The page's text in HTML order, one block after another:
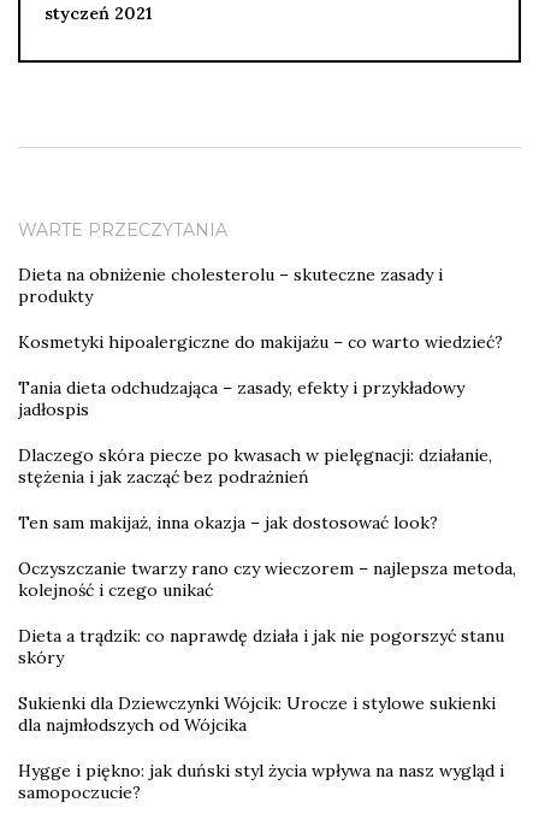
styczeń 2021
WARTE PRZECZYTANIA
Dieta na obniżenie cholesterolu – skuteczne zasady i
produkty
Kosmetyki hipoalergiczne do makijażu – co warto wiedzieć?
Tania dieta odchudzająca – zasady, efekty i przykładowy
jadłospis
Dlaczego skóra piecze po kwasach w pielęgnacji: działanie,
stężenia i jak zacząć bez podrażnień
Ten sam makijaż, inna okazja – jak dostosować look?
Oczyszczanie twarzy rano czy wieczorem – najlepsza metoda,
kolejność i czego unikać
Dieta a trądzik: co naprawdę działa i jak nie pogorszyć stanu
skóry
Sukienki dla Dziewczynki Wójcik: Urocze i stylowe sukienki
dla najmłodszych od Wójcika
Hygge i piękno: jak duński styl życia wpływa na nasz wygląd i
samopoczucie?